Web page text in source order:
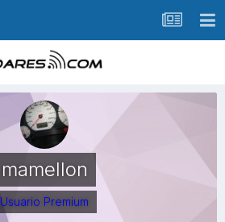
mamellon
Usuario Premium